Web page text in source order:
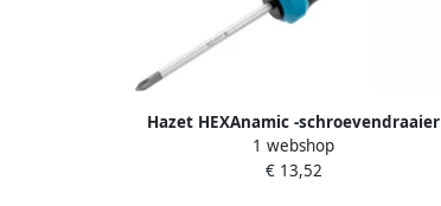
Hazet HEXAnamic -schroevendraaier
802-PH1 · Kruiskop profiel PH · SW PH1
1 webshop
€ 13,52